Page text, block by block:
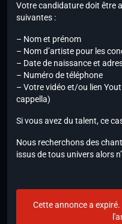
Votre candidature doit être
suivantes :
– Nom et prénom
– Nom d’artiste pour les
– Date de naissance et
– Numéro de téléphone
– Votre vidéo et/ou lien
cappella)
Si vous avez du talent, ce
Nous recherchons des
issus de tous univers alors
Cette annonce a